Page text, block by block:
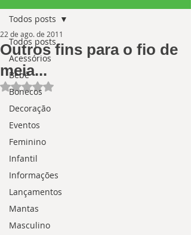
Todos posts
Acessórios
Bebê
Bonecos
Decoração
Eventos
Feminino
Infantil
Informações
Lançamentos
Mantas
Masculino
Todos posts
Outros fins para o fio de
meia...
22 de ago. de 2011
Avaliado com NaN de 5 estrelas.